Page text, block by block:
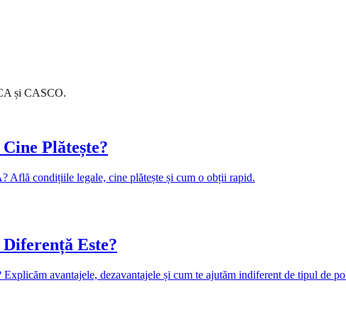
și CASCO.
Plătește?
Află condițiile legale, cine plătește și cum o obții rapid.
Este?
avantajele, dezavantajele și cum te ajutăm indiferent de tipul de